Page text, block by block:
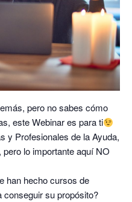
pero no sabes cómo
este Webinar es para ti
y Profesionales de la Ayuda,
lo importante aquí NO
han hecho cursos de
conseguir su propósito?